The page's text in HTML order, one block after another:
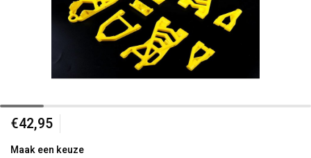
€42,95
Maak een keuze